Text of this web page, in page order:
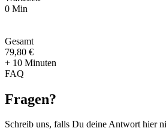
0 Min
Gesamt
79,80 €
+ 10 Minuten
FAQ
Fragen?
Schreib uns, falls Du deine Antwort hier